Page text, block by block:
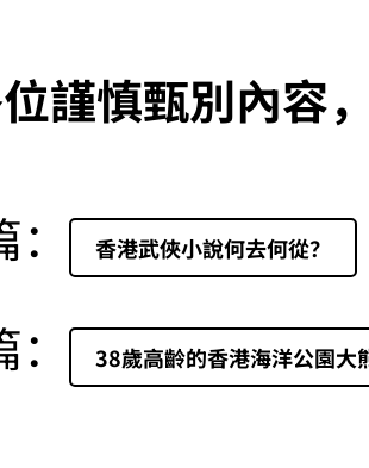
謹慎甄別內容
香港武俠小說何去何從？
38歲高齡的香港海洋公園大